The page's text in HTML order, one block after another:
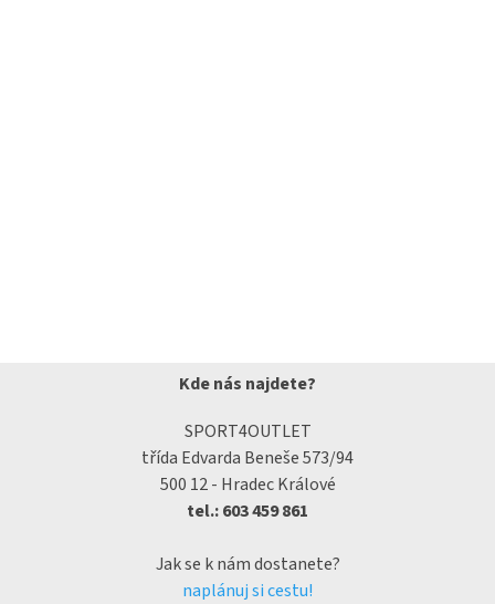
Kde nás najdete?
SPORT4OUTLET
třída Edvarda Beneše 573/94
500 12 - Hradec Králové
tel.: 603 459 861
Jak se k nám dostanete?
naplánuj si cestu!